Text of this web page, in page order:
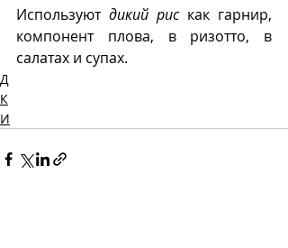
Используют дикий рис как гарнир,
компонент плова, в ризотто, в
салатах и супах.
Д
К
И